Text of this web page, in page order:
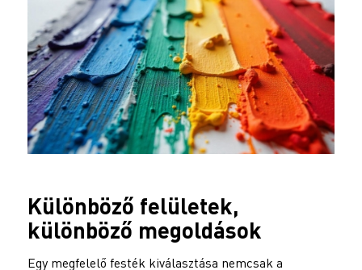
Különböző felületek,
különböző megoldások
Egy megfelelő festék kiválasztása nemcsak a